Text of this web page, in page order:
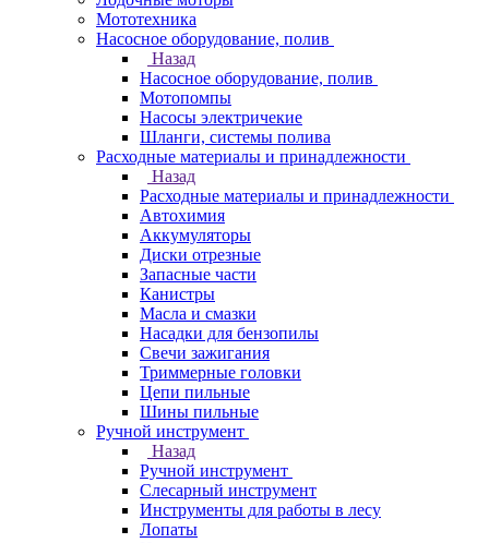
Мототехника
Насосное оборудование, полив
Назад
Насосное оборудование, полив
Мотопомпы
Насосы электричекие
Шланги, системы полива
Расходные материалы и принадлежности
Назад
Расходные материалы и принадлежности
Автохимия
Аккумуляторы
Диски отрезные
Запасные части
Канистры
Масла и смазки
Насадки для бензопилы
Свечи зажигания
Триммерные головки
Цепи пильные
Шины пильные
Ручной инструмент
Назад
Ручной инструмент
Cлесарный инструмент
Инструменты для работы в лесу
Лопаты